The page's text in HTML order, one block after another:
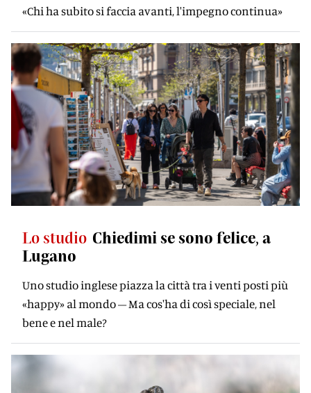
«Chi ha subito si faccia avanti, l'impegno continua»
Lo studio Chiedimi se sono felice, a
Lugano
Uno studio inglese piazza la città tra i venti posti più
«happy» al mondo – Ma cos'ha di così speciale, nel
bene e nel male?